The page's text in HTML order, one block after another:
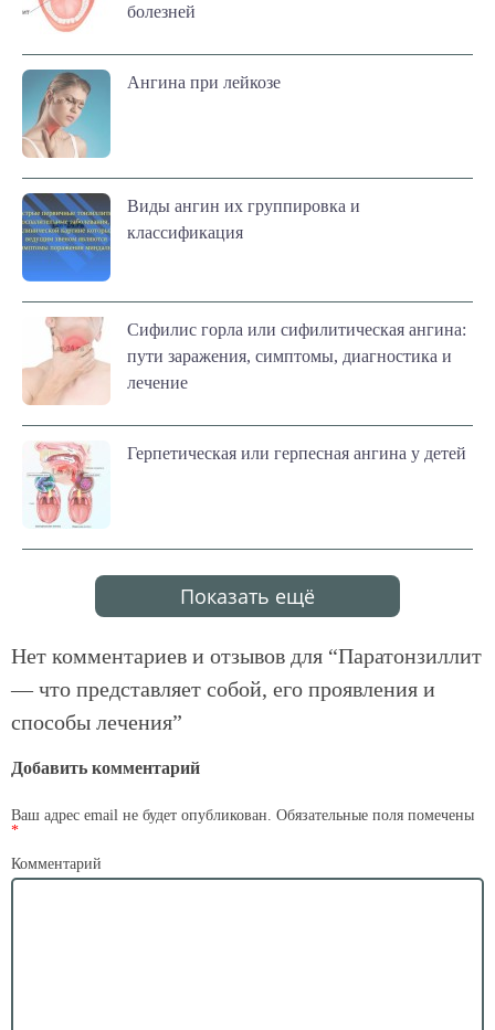
болезней
Ангина при лейкозе
Виды ангин их группировка и
классификация
Сифилис горла или сифилитическая ангина:
пути заражения, симптомы, диагностика и
лечение
Герпетическая или герпесная ангина у детей
Показать ещё
Нет комментариев и отзывов для “Паратонзиллит
— что представляет собой, его проявления и
способы лечения”
Добавить комментарий
Ваш адрес email не будет опубликован. Обязательные поля помечены
*
Комментарий